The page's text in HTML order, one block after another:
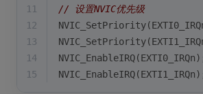
11
// 设置NVIC优先级
12
13
14
15